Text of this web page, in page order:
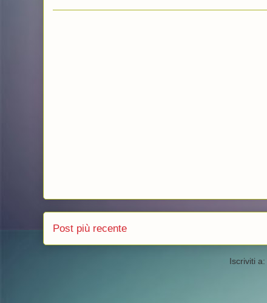
Post più recente
Iscriviti a: